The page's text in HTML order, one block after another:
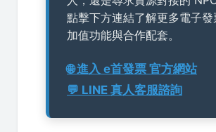
點擊下方連結了解更多電子
加值功能與合作配套。
🌐 進入 e首發票 官方網站
💬 LINE 真人客服諮詢